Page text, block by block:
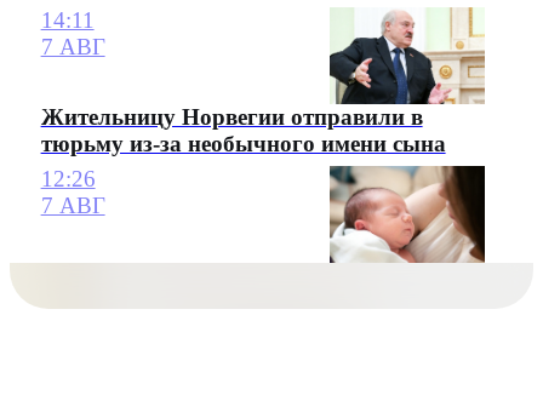
14:11
7 АВГ
Жительницу Норвегии отправили в
тюрьму из-за необычного имени сына
12:26
7 АВГ